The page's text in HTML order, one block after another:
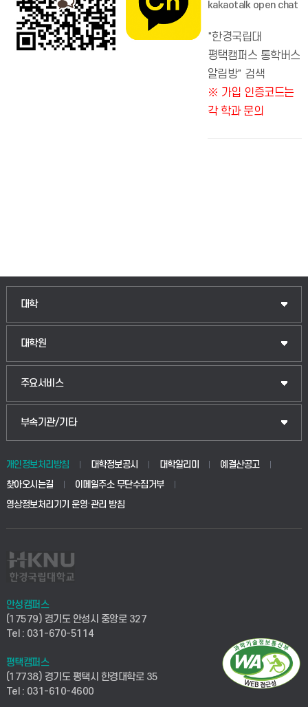
kakaotalk open chat
"한경국립대
평택캠퍼스 통학버스
알림방" 검색
※ 가입 인증코드는
각 학과 문의
대학
대학원
주요서비스
부속기관/기타
개인정보처리방침 대학정보공시 대학알리미
예결산공고
찾아오시는길
이메일주소 무단수집거부
영상정보처리기기 운영·관리 방침
안성캠퍼스
(17579) 경기도 안성시 중앙로 327
Tel : 031-670-5114
평택캠퍼스
(17738) 경기도 평택시 한경대학로 35
Tel : 031-610-4600